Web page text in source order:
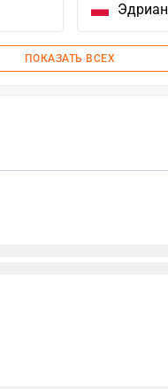
Эдриан
ПОКАЗАТЬ ВСЕХ